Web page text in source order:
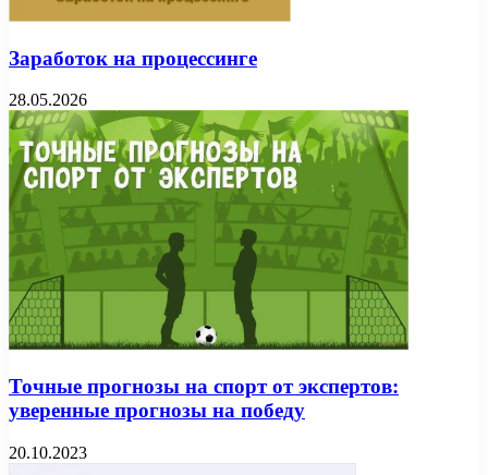
Заработок на процессинге
28.05.2026
Точные прогнозы на спорт от экспертов:
уверенные прогнозы на победу
20.10.2023